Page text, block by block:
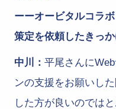
ーーオービタルコラ
策定を依頼したきっ
中川： 平尾さんに
ンの支援をお願いし
した方が良いのでは